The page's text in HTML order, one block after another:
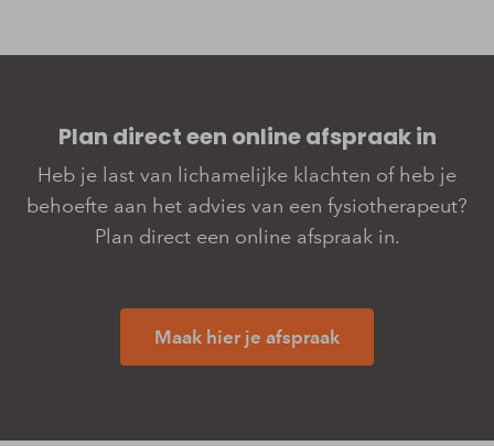
Plan direct een online­­ afspraak in
Heb je last van lichamelijke klachten of heb je
behoefte aan het advies van een fysiotherapeut?
Plan direct een online afspraak in.
Maak hier je afspraak